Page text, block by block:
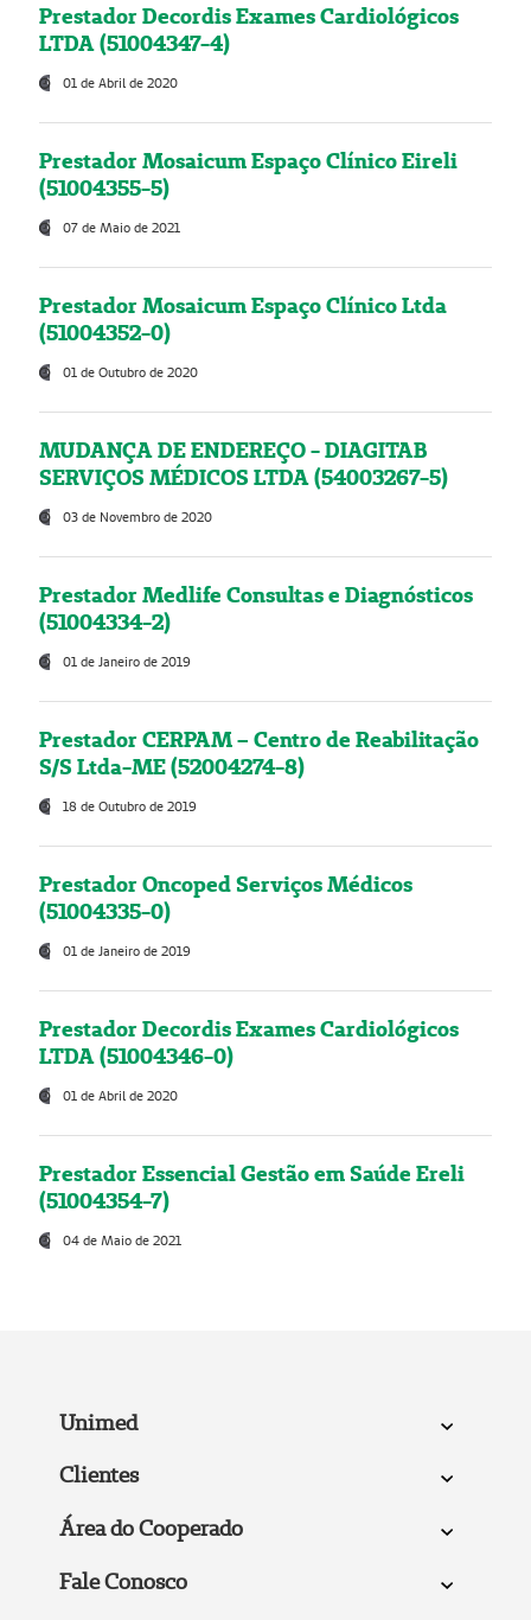
Prestador Decordis Exames Cardiológicos
LTDA (51004347-4)
01 de Abril de 2020
Prestador Mosaicum Espaço Clínico Eireli
(51004355-5)
07 de Maio de 2021
Prestador Mosaicum Espaço Clínico Ltda
(51004352-0)
01 de Outubro de 2020
MUDANÇA DE ENDEREÇO - DIAGITAB
SERVIÇOS MÉDICOS LTDA (54003267-5)
03 de Novembro de 2020
Prestador Medlife Consultas e Diagnósticos
(51004334-2)
01 de Janeiro de 2019
Prestador CERPAM – Centro de Reabilitação
S/S Ltda-ME (52004274-8)
18 de Outubro de 2019
Prestador Oncoped Serviços Médicos
(51004335-0)
01 de Janeiro de 2019
Prestador Decordis Exames Cardiológicos
LTDA (51004346-0)
01 de Abril de 2020
Prestador Essencial Gestão em Saúde Ereli
(51004354-7)
04 de Maio de 2021
Unimed
Clientes
Área do Cooperado
Fale Conosco